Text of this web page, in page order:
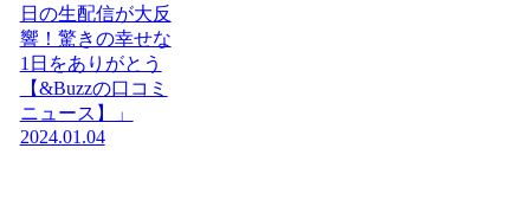
日の生配信が大反
響！驚きの幸せな
1日をありがとう
【&Buzzの口コミ
ニュース】」
2024.01.04